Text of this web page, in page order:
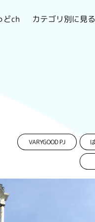
どch カテゴリ別に見る
VARYGOOD PJ